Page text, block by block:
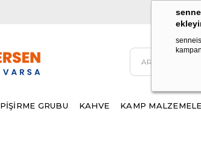
1500 TL
PİŞİRME GRUBU KAHVE KAMP